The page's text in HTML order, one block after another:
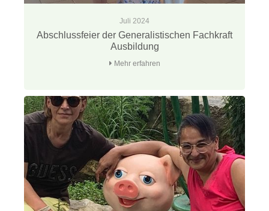
Juli 2024
Abschlussfeier der Generalistischen Fachkraft
Ausbildung
Mehr erfahren